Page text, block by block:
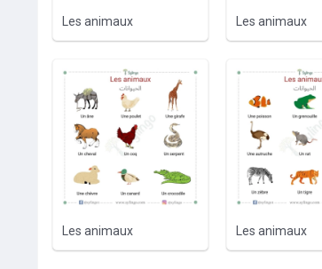
Les animaux
Les animaux
Les animaux
Les animaux